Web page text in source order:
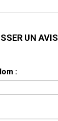
UN AVIS
: